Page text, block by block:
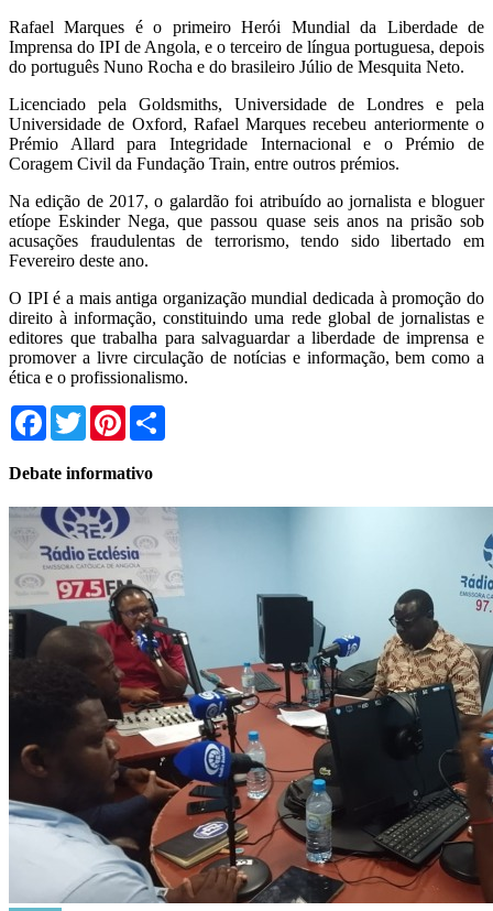
Rafael Marques é o primeiro Herói Mundial da Liberdade de
Imprensa do IPI de Angola, e o terceiro de língua portuguesa, depois
do português Nuno Rocha e do brasileiro Júlio de Mesquita Neto.
Licenciado pela Goldsmiths, Universidade de Londres e pela
Universidade de Oxford, Rafael Marques recebeu anteriormente o
Prémio Allard para Integridade Internacional e o Prémio de
Coragem Civil da Fundação Train, entre outros prémios.
Na edição de 2017, o galardão foi atribuído ao jornalista e bloguer
etíope Eskinder Nega, que passou quase seis anos na prisão sob
acusações fraudulentas de terrorismo, tendo sido libertado em
Fevereiro deste ano.
O IPI é a mais antiga organização mundial dedicada à promoção do
direito à informação, constituindo uma rede global de jornalistas e
editores que trabalha para salvaguardar a liberdade de imprensa e
promover a livre circulação de notícias e informação, bem como a
ética e o profissionalismo.
Facebook
TwitterPinterest
Debate informativo